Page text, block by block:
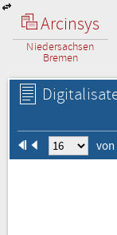
Arcinsys
Niedersachsen
Bremen
von